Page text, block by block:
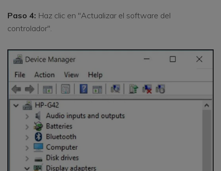
Paso 4: Haz clic en "Actualizar el software del
controlador".